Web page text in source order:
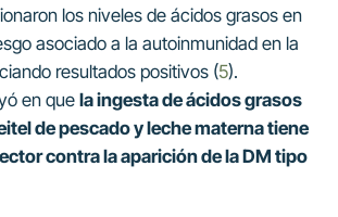
los niveles de ácidos grasos en
asociado a la autoinmunidad en la
resultados positivos (5).
en que la ingesta de ácidos grasos
de pescado y leche materna tiene
contra la aparición de la DM tipo